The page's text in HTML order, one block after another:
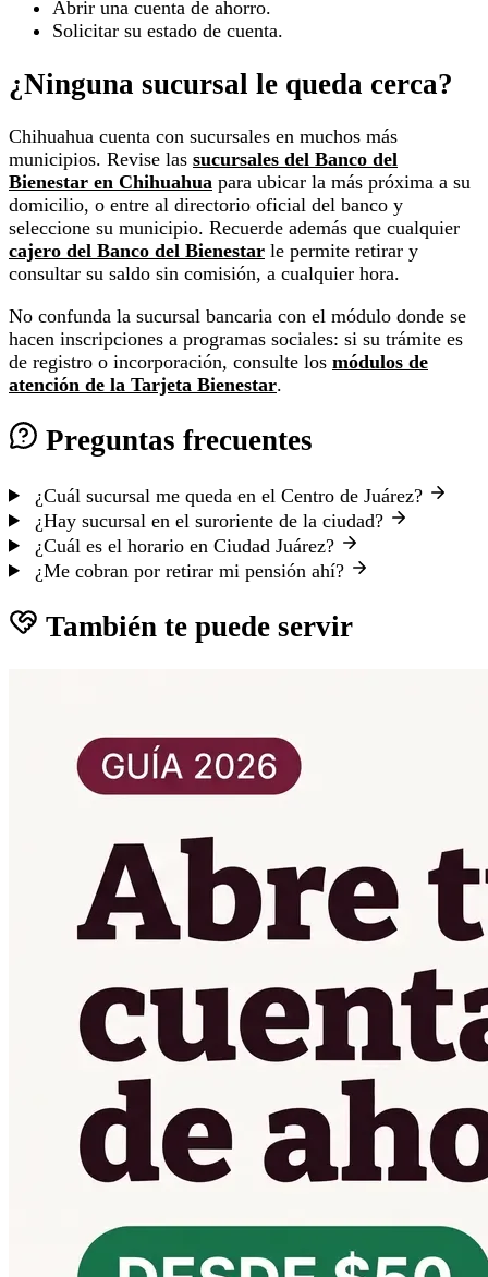
Abrir una cuenta de ahorro.
Solicitar su estado de cuenta.
¿Ninguna sucursal le queda cerca?
Chihuahua cuenta con sucursales en muchos más
municipios. Revise las sucursales del Banco del
Bienestar en Chihuahua para ubicar la más próxima a su
domicilio, o entre al directorio oficial del banco y
seleccione su municipio. Recuerde además que cualquier
cajero del Banco del Bienestar le permite retirar y
consultar su saldo sin comisión, a cualquier hora.
No confunda la sucursal bancaria con el módulo donde se
hacen inscripciones a programas sociales: si su trámite es
de registro o incorporación, consulte los módulos de
atención de la Tarjeta Bienestar.
Preguntas frecuentes
¿Cuál sucursal me queda en el Centro de Juárez?
¿Hay sucursal en el suroriente de la ciudad?
¿Cuál es el horario en Ciudad Juárez?
¿Me cobran por retirar mi pensión ahí?
También te puede servir